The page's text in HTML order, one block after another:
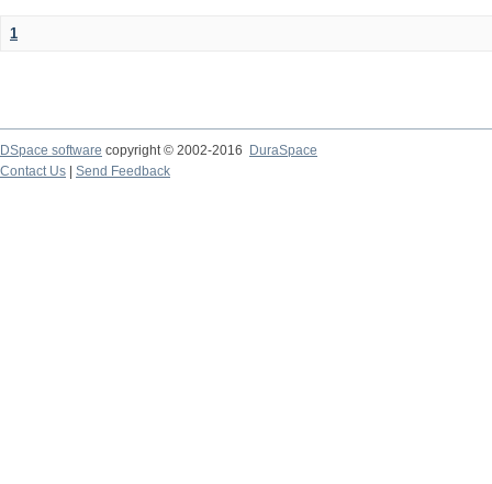
1
DSpace software copyright © 2002-2016
DuraSpace
Contact Us
Send Feedback